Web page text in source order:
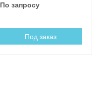
По запросу
Под заказ